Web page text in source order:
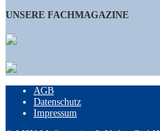
UNSERE FACHMAGAZINE
AGB
Datenschutz
Impressum